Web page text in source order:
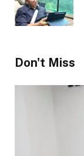
Don't Miss